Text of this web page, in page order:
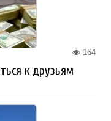
164
к друзьям